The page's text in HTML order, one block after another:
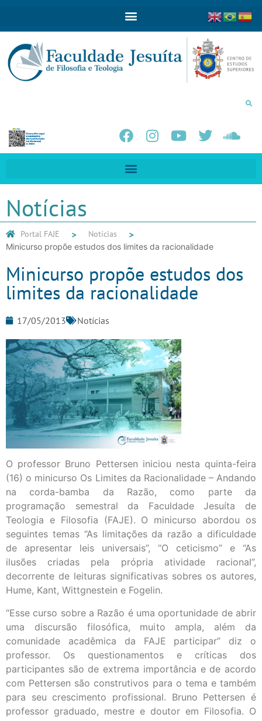
Notícias
Portal FAJE Notícias
Minicurso propõe estudos dos limites da racionalidade
Minicurso propõe estudos dos
limites da racionalidade
17/05/2013 Notícias
O professor Bruno Pettersen iniciou nesta quinta-feira
(16) o minicurso Os Limites da Racionalidade – Andando
na corda-bamba da Razão, como parte da
programação semestral da Faculdade Jesuíta de
Teologia e Filosofia (FAJE). O minicurso abordou os
seguintes temas “As limitações da razão a dificuldade
de apresentar leis universais”, “O ceticismo” e “As
ilusões criadas pela própria atividade racional”,
decorrente de leituras significativas sobres os autores,
Hume, Kant, Wittgnestein e Fogelin.
“Esse curso sobre a Razão é uma oportunidade de abrir
uma discursão filosófica, muito ampla, além da
comunidade acadêmica da FAJE participar” diz o
professor. Os questionamentos e críticas dos
participantes são de extrema importância e de acordo
com Pettersen são construtivos para o tema e também
para seu crescimento profissional. Bruno Pettersen é
professor graduado, mestre e doutor em Filosofia. O